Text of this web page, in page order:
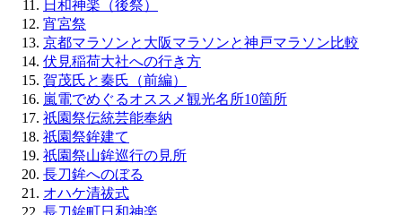
日和神楽（後祭）
宵宮祭
京都マラソンと大阪マラソンと神戸マラソン比較
伏見稲荷大社への行き方
賀茂氏と秦氏（前編）
嵐電でめぐるオススメ観光名所10箇所
祇園祭伝統芸能奉納
祇園祭鉾建て
祇園祭山鉾巡行の見所
長刀鉾へのぼる
オハケ清祓式
長刀鉾町日和神楽